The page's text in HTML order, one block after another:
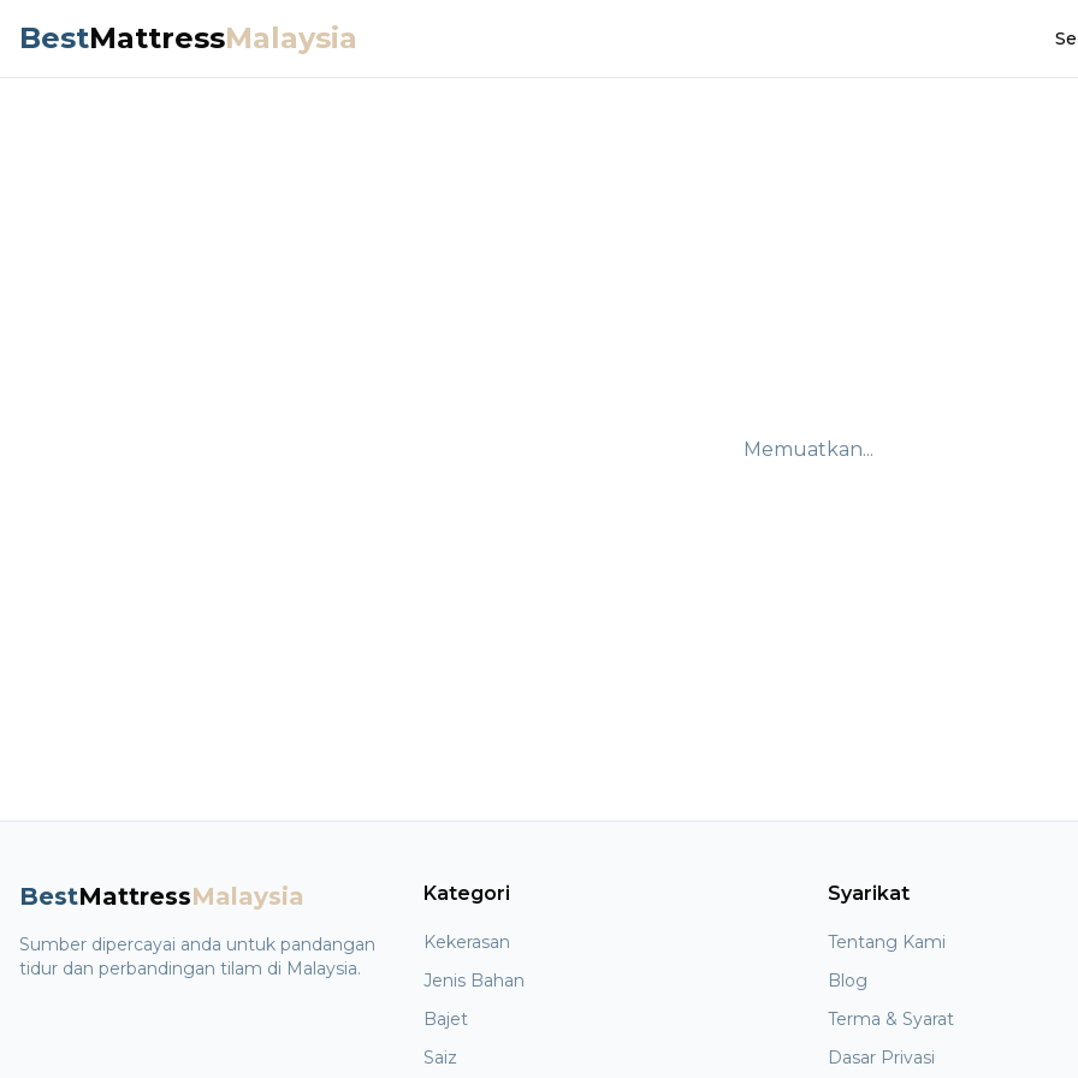
BestMattressMalaysia
Memuatkan...
BestMattressMalaysia
Sumber dipercayai anda untuk pandangan
tidur dan perbandingan tilam di Malaysia.
Kategori
Kekerasan
Jenis Bahan
Bajet
Saiz
Syarikat
Tentang Kami
Blog
Terma & Syarat
Dasar Privasi